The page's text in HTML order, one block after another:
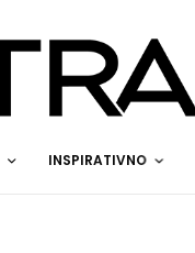
INSPIRATIVNO